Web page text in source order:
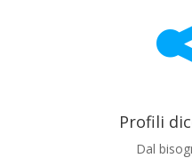
Profili
Dal